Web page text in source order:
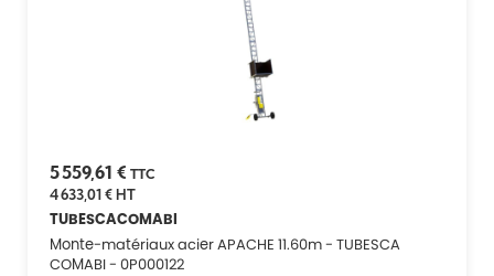
5 559,61 € TTC
4 633,01 €HT
TUBESCACOMABI
Monte-matériaux acier APACHE 11.60m - TUBESCA
COMABI - 0P000122